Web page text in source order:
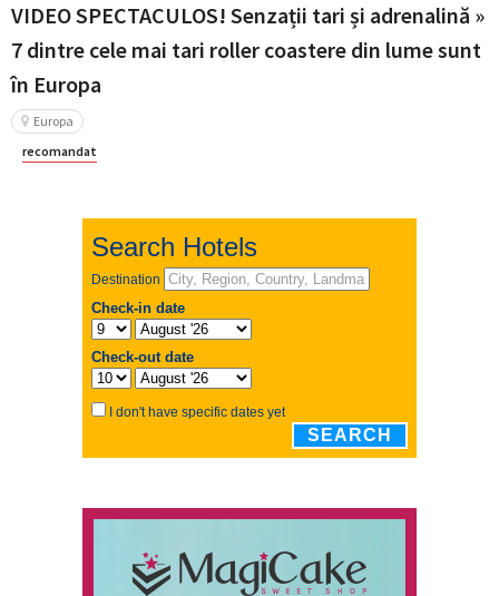
VIDEO SPECTACULOS! Senzații tari și adrenalină »
7 dintre cele mai tari roller coastere din lume sunt
în Europa
Europa
recomandat